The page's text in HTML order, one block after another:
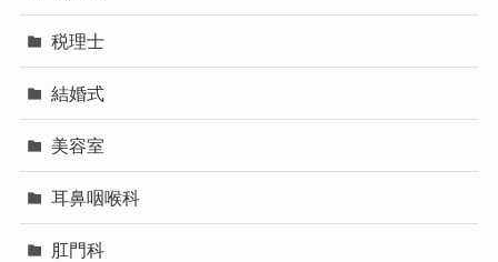
税理士
結婚式
美容室
耳鼻咽喉科
肛門科